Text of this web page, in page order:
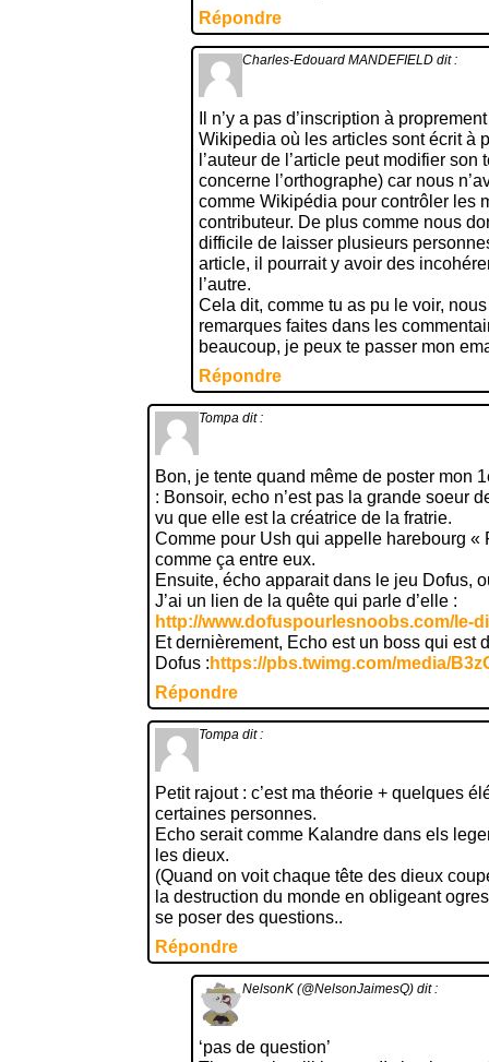
Répondre
Charles-Edouard MANDEFIELD dit :
Il n’y a pas d’inscription à
Wikipedia où les articles sont écrit à
l’auteur de l’article peut modifier son
concerne l’orthographe) car nous
comme Wikipédia pour contrôler les
contributeur. De plus comme nous
difficile de laisser plusieurs
article, il pourrait y avoir des
l’autre.
Cela dit, comme tu as pu le voir,
remarques faites dans les
beaucoup, je peux te passer mon
Répondre
Tompa dit :
Bon, je tente quand même de poster mon
: Bonsoir, echo n’est pas la grande soeur
vu que elle est la créatrice de la fratrie.
Comme pour Ush qui appelle harebourg «
comme ça entre eux.
Ensuite, écho apparait dans le jeu Dofus,
J’ai un lien de la quête qui parle d’elle :
http://www.dofuspourlesnoobs.com/le-
Et dernièrement, Echo est un boss qui est
Dofus : https://pbs.twimg.com/media/
Répondre
Tompa dit :
Petit rajout : c’est ma théorie + quelques
certaines personnes.
Echo serait comme Kalandre dans els
les dieux.
(Quand on voit chaque tête des dieux
la destruction du monde en obligeant
se poser des questions..
Répondre
NelsonK (@NelsonJaimesQ) dit :
‘pas de question’